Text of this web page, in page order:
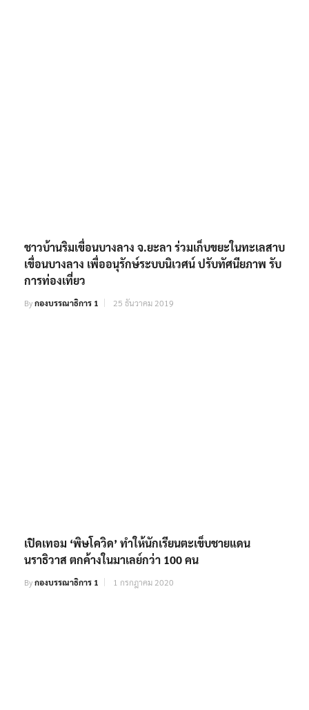
ชาวบ้านริมเขื่อนบางลาง จ.ยะลา ร่วมเก็บขยะในทะเลสาบ
เขื่อนบางลาง เพื่ออนุรักษ์ระบบนิเวศน์ ปรับทัศนียภาพ รับ
การท่องเที่ยว
Byกองบรรณาธิการ 1 25 ธันวาคม 2019
เปิดเทอม ‘พิษโควิด’ ทำให้นักเรียนตะเข็บชายแดน
นราธิวาส ตกค้างในมาเลย์กว่า 100 คน
Byกองบรรณาธิการ 1 1 กรกฎาคม 2020